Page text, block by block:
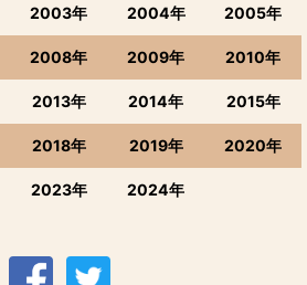
2003年 2004年 2005年
2008年 2009年 2010年
2013年 2014年 2015年
2018年 2019年 2020年
2023年 2024年